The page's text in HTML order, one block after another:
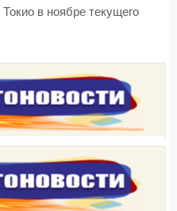
в ноябре текущего